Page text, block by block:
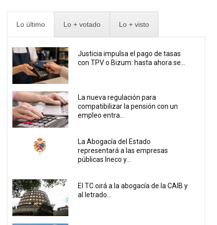
Lo último Lo + votado Lo + visto
Justicia impulsa el pago de tasas
con TPV o Bizum: hasta ahora se...
La nueva regulación para
compatibilizar la pensión con un
empleo entra...
La Abogacía del Estado
representará a las empresas
públicas Ineco y...
El TC oirá a la abogacía de la CAIB y
al letrado...